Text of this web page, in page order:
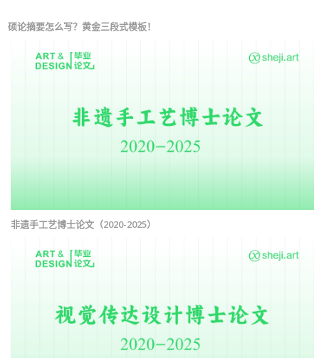
硕论摘要怎么写？黄金三段式模板！
非遗手工艺博士论文（2020-2025）